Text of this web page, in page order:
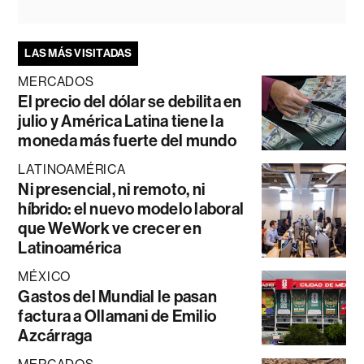
LAS MÁS VISITADAS
MERCADOS
El precio del dólar se debilita en
julio y América Latina tiene la
moneda más fuerte del mundo
LATINOAMÉRICA
Ni presencial, ni remoto, ni
híbrido: el nuevo modelo laboral
que WeWork ve crecer en
Latinoamérica
MÉXICO
Gastos del Mundial le pasan
factura a Ollamani de Emilio
Azcárraga